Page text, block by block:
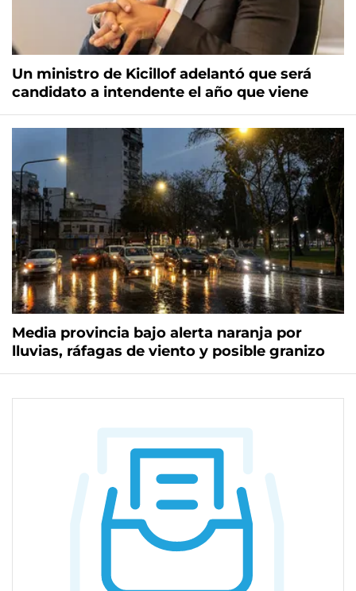
Un ministro de Kicillof adelantó que será
candidato a intendente el año que viene
Media provincia bajo alerta naranja por
lluvias, ráfagas de viento y posible granizo